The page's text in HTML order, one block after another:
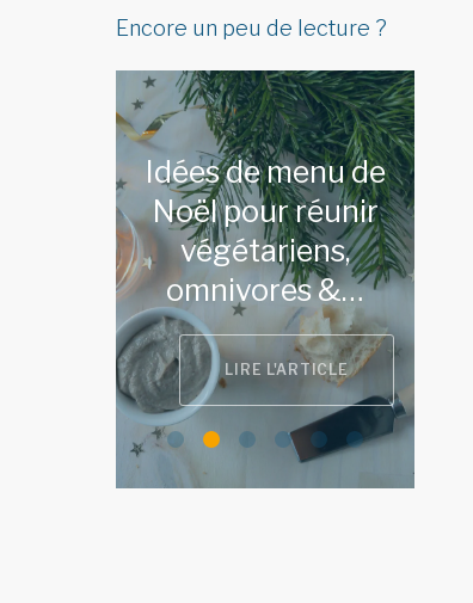
Encore un peu de lecture ?
Idées de menu de
Noël pour réunir
végétariens,
omnivores &…
LIRE L'ARTICLE